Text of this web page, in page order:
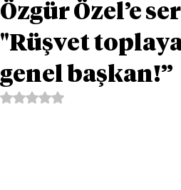
Özgür Özel’e
"Rüşvet
genel başkan!”
5 üzerinden NaN yıldız